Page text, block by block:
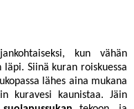
kun vähän
Siinä kuran roiskuessa
lähes aina mukana
kuravesi kaunistaa. Jäin